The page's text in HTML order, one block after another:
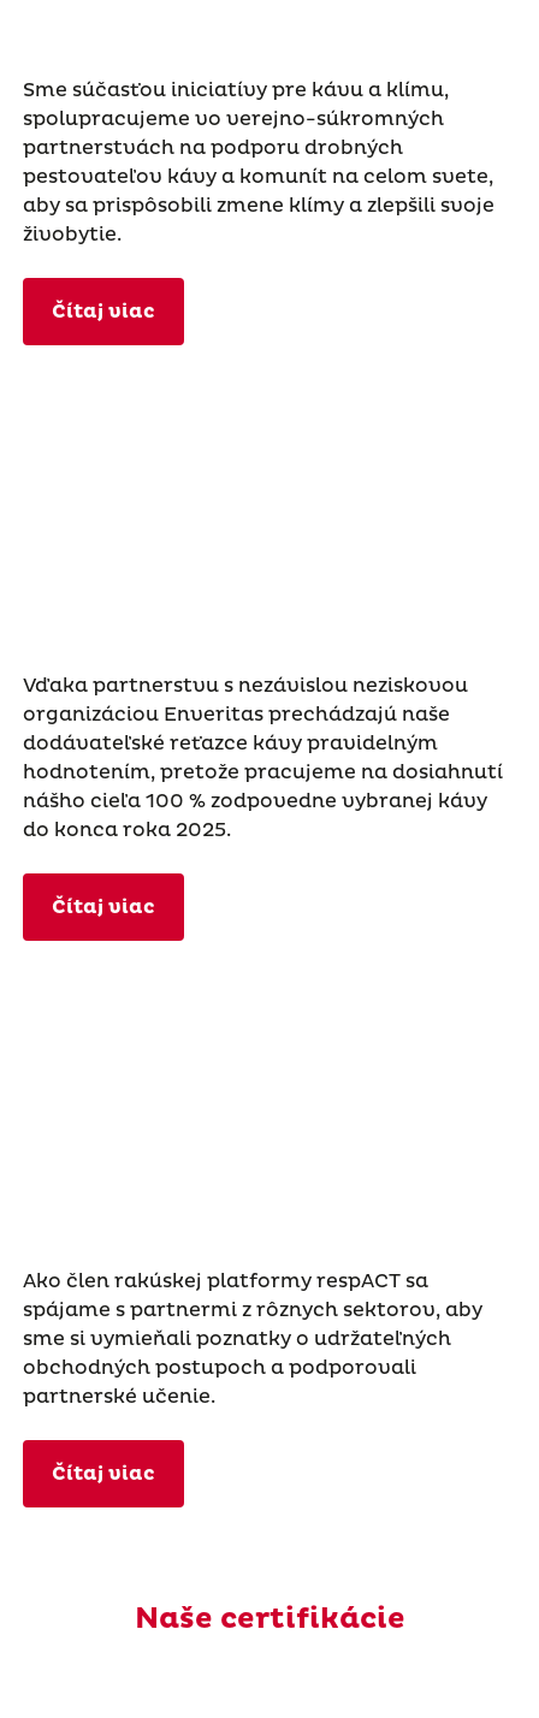
Sme súčasťou iniciatívy pre kávu a klímu,
spolupracujeme vo verejno-súkromných
partnerstvách na podporu drobných
pestovateľov kávy a komunít na celom svete,
aby sa prispôsobili zmene klímy a zlepšili svoje
živobytie.
Čítaj viac
Vďaka partnerstvu s nezávislou neziskovou
organizáciou Enveritas prechádzajú naše
dodávateľské reťazce kávy pravidelným
hodnotením, pretože pracujeme na dosiahnutí
nášho cieľa 100 % zodpovedne vybranej kávy
do konca roka 2025.
Čítaj viac
Ako člen rakúskej platformy respACT sa
spájame s partnermi z rôznych sektorov, aby
sme si vymieňali poznatky o udržateľných
obchodných postupoch a podporovali
partnerské učenie.
Čítaj viac
Naše certifikácie